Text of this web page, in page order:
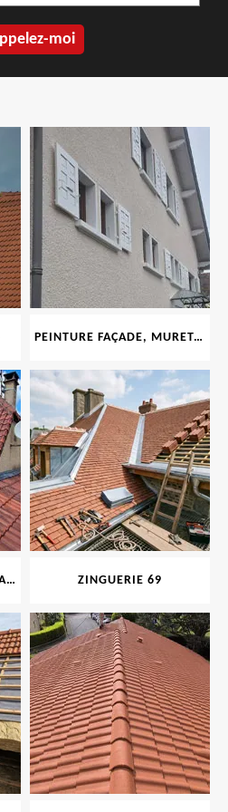
PEINTURE FAÇADE, MURET, TOITURE, BOISERIE, FERRONERIE, GOUTTIÈRE 69
NETTOYAGE ET DÉMOUSSAGE DE TOITURE ET FAÇADE 69 ZINGUERIE 69